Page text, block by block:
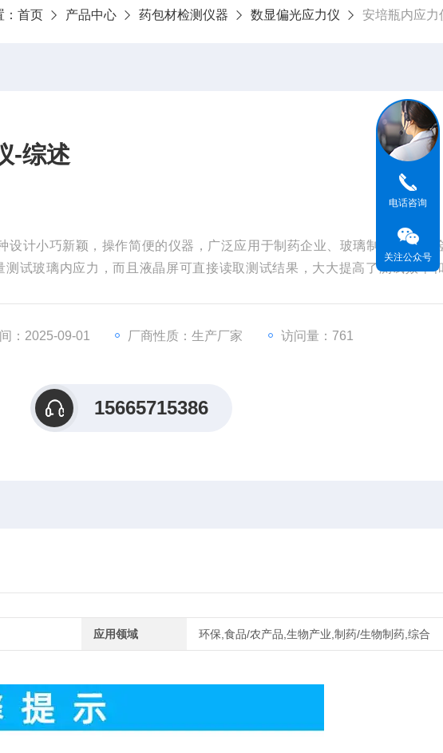
首页 产品中心 药包材检测仪器 数显偏光应力仪 安培瓶内应力
-综述
设计小巧新颖，操作简便的仪器，广泛应用于制药企业、玻璃制品厂、质
测试玻璃内应力，而且液晶屏可直接读取测试结果，大大提高了测试效率
：2025-09-01 厂商性质：生产厂家 访问量：761
15665715386
应用领域 环保,食品/农产品,生物产业,制药/生物制药,综合
电话咨询
关注公众号